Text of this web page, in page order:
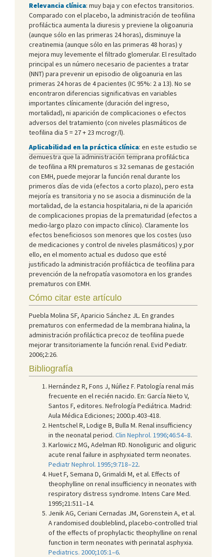
Relevancia clínica: muy baja y con efectos transitorios.
Comparado con el placebo, la administración de teofilina
profiláctica aumenta la diuresis y previene la oligoanuria
(aunque sólo en las primeras 24 horas), disminuye la
creatinemia (aunque sólo en las primeras 48 horas) y
mejora muy levemente el filtrado glomerular. El resultado
principal es un número necesario de pacientes a tratar
(NNT) para prevenir un episodio de oligoanuria en las
primeras 24 horas de 4 pacientes (IC 95%: 2 a 13). No se
encontraron diferencias significativas en variables
importantes clínicamente (duración del ingreso,
mortalidad), ni aparición de complicaciones o efectos
adversos del tratamiento (con niveles plasmáticos de
teofilina dia 5 = 27 + 23 mcrogr/l).
Aplicabilidad en la práctica clínica: en este estudio se
demuestra que la administración temprana profiláctica
de teofilina a RN prematuros ≤ 32 semanas de gestación
con EMH, puede mejorar la función renal durante los
primeros días de vida (efectos a corto plazo), pero esta
mejoría es transitoria y no se asocia a disminución de la
mortalidad, de la estancia hospitalaria, ni de la aparición
de complicaciones propias de la prematuridad (efectos a
medio-largo plazo con impacto clínico). Claramente los
efectos beneficiosos son menores que los costes (uso
de medicaciones y control de niveles plasmáticos) ypor
ello, en el momento actual es dudoso que esté
justificado la administración profiláctica de teofilina para
prevención de la nefropatía vasomotora en los grandes
prematuros con EMH.
Cómo citar este artículo
Puebla Molina SF, Aparicio Sánchez JL. En grandes
prematuros con enfermedad de la membrana hialina, la
administración profiláctica precoz de teofilina puede
mejorar transitoriamente la función renal. Evid Pediatr.
2006;2:26.
Bibliografía
Hernández R, Fons J, Núñez F. Patología renal más
frecuente en el recién nacido. En: García Nieto V,
Santos F, editores. Nefrología Pediátrica. Madrid:
Aula Médica Ediciones; 2000.p.403-418.
Hentschel R, Lodige B, Bulla M. Renal insufficiency
in the neonatal period. Clin Nephrol. 1996;46:54–8.
Karlowicz MG, Adelman RD. Nonoliguric and oliguric
acute renal failure in asphyxiated term neonates.
Pediatr Nephrol. 1995;9:718–22.
Huet F, Semana D, Grimaldi M, et al. Effects of
theophylline on renal insufficiency in neonates with
respiratory distress syndrome. Intens Care Med.
1995;21:511–14.
Jenik AG, Ceriani Cernadas JM, Gorenstein A, et al.
A randomised doubleblind, placebo-controlled trial
of the effects of prophylactic theophylline on renal
function in term neonates with perinatal asphyxia.
Pediatrics. 2000;105:1–6.